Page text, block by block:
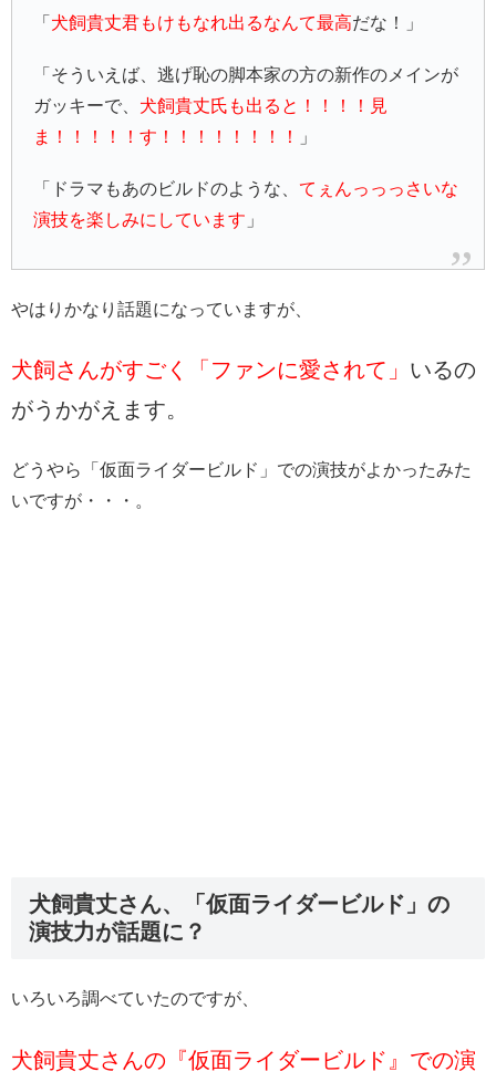
「 犬飼貴丈君もけもなれ出るなんて最高だな！」
「そういえば、逃げ恥の脚本家の方の新作のメインが
ガッキーで、 犬飼貴丈氏も出ると！！！！見
ま！！！！！す！！！！！！！！
」
「ドラマもあのビルドのような、てぇんっっっさいな
演技を楽しみにしています 」
やはりかなり話題になっていますが、
犬飼さんがすごく「ファンに愛されて」 いるの
がうかがえます。
どうやら「仮面ライダービルド」での演技がよかったみた
いですが・・・。
犬飼貴丈さん、「仮面ライダービルド」の
演技力が話題に？
いろいろ調べていたのですが、
犬飼貴丈さんの『仮面ライダービルド』での演